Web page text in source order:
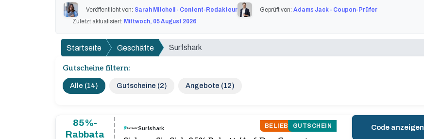
Veröffentlicht von: Sarah Mitchell - Content-Redakteur Geprüft von: Adams Jack - Coupon-Prüfer
Zuletzt aktualisiert: Mittwoch, 05 August 2026
Startseite Geschäfte Surfshark
Gutscheine filtern:
Alle (14) Gutscheine (2) Angebote (12)
85%-
Rabbata
BELIEBT GUTSCHEIN
Surfshark Code anzeigen